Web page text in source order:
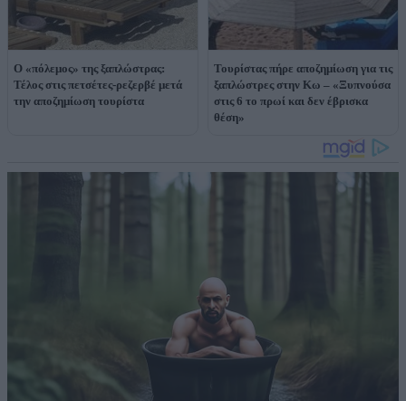
Ο «πόλεμος» της ξαπλώστρας:
Τέλος στις πετσέτες-ρεζερβέ μετά
την αποζημίωση τουρίστα
Τουρίστας πήρε αποζημίωση για τις
ξαπλώστρες στην Κω – «Ξυπνούσα
στις 6 το πρωί και δεν έβρισκα
θέση»